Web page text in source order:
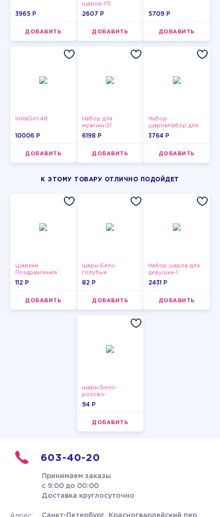
3965 P
ДОБАВИТЬ
шаров-115
2607 P
ДОБАВИТЬ
5709 P
ДОБАВИТЬ
InstaGirl-48
10006 P
ДОБАВИТЬ
Набор для
мужчин-21
6198 P
ДОБАВИТЬ
Набор
шаровНабор для
мужчин
3764 P
ДОБАВИТЬ
К ЭТОМУ ТОВАРУ ОТЛИЧНО ПОДОЙДЕТ
Шарики
Поздравления
112 P
ДОБАВИТЬ
шары Бело-
голубые
пастельные
82 P
ДОБАВИТЬ
Набор шаров для
девушки-1
2431 P
ДОБАВИТЬ
шары Бело-
розово-
фиолетово-
94 P
ДОБАВИТЬ
603-40-20
Принимаем заказы
с 9:00 до 00:00
Доставка круглосуточно
Санкт-Петербург, Красногвардейский пер.